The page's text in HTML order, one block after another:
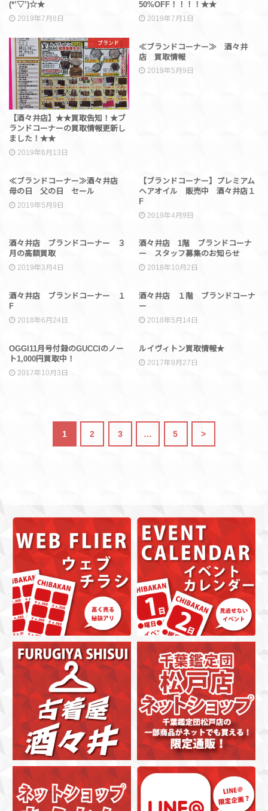
(*’▽’)☆★
2019年7月8日
50%OFF！！！！★★
2019年7月1日
ブランド
【酒々井店】★★買取告知！★ブ
ランドコーナーの買取情報更新し
ました！★★
2019年6月13日
ブランド
≪ブランドコーナー≫ 酒々井
店 買取情報
2019年5月9日
ブランド
≪ブランドコーナー≫酒々井店
母の日 父の日 セール
2019年5月9日
ブランド
【ブランドコーナー】プレミアム
ヘアオイル 販売中 酒々井店１
F
2019年4月9日
ブランド
酒々井店 ブランドコーナー ３
月の高額買取
2019年3月4日
ブランド
酒々井店 1階 ブランドコーナ
ー スタッフ募集のお知らせ
2018年10月2日
ブランド
酒々井店 ブランドコーナー １
F
2018年6月24日
ブランド
酒々井店 １階 ブランドコーナ
ー
2018年5月14日
ブランド
OGGI11月号付録のGUCCIのノー
ト1,000円買取中！
2017年10月3日
ルイヴィトン買取情報★
2017年9月27日
1 2 3 … 5 >